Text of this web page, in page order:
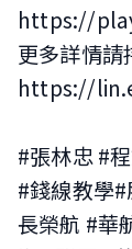
https://
更多詳情
https://
#張林忠 #
#錢線教學
長榮航 #華